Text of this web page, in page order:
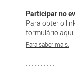
Participar no
Para obter o
formulário aqui
Para saber mais.
… … … … …